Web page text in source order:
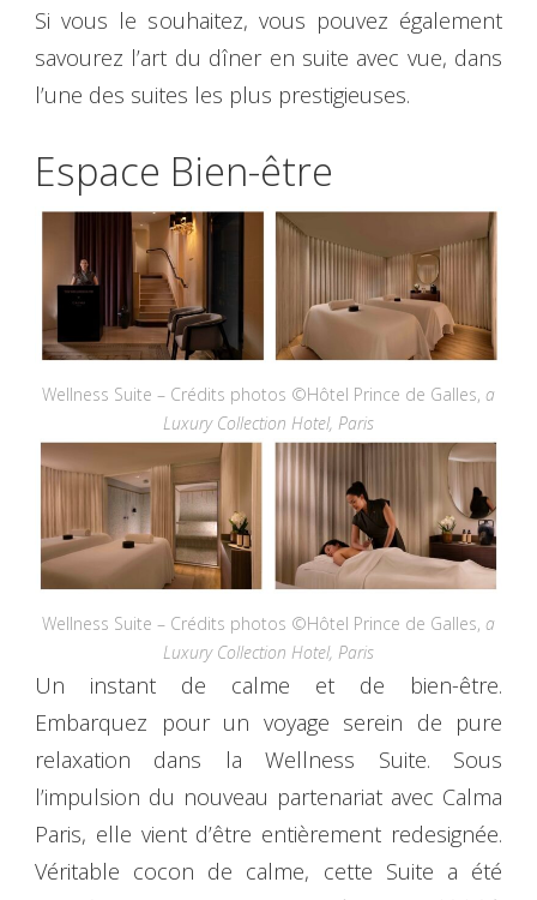
Si vous le souhaitez, vous pouvez également
savourez l’art du dîner en suite avec vue, dans
l’une des suites les plus prestigieuses.
Espace Bien-être
Wellness Suite – Crédits photos ©Hôtel Prince de Galles, a
Luxury Collection Hotel, Paris
Wellness Suite – Crédits photos ©Hôtel Prince de Galles, a
Luxury Collection Hotel, Paris
Un instant de calme et de bien-être.
Embarquez pour un voyage serein de pure
relaxation dans la Wellness Suite. Sous
l’impulsion du nouveau partenariat avec Calma
Paris, elle vient d’être entièrement redesignée.
Véritable cocon de calme, cette Suite a été